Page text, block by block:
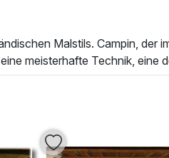
Malstils. Campin, der
meisterhafte Technik, eine
Themen seiner Zeit
Perfekt für Kunstliebhaber und
auch beruhigend wirkt.